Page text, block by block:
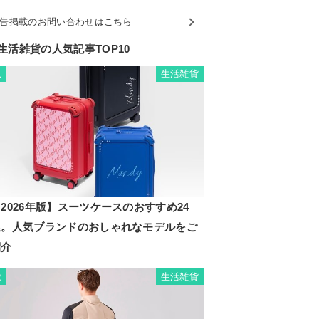
掲載のお問い合わせはこちら
活雑貨の人気記事TOP10
生活雑貨
年版】スーツケースのおすすめ24
人気ブランドのおしゃれなモデルをご
生活雑貨